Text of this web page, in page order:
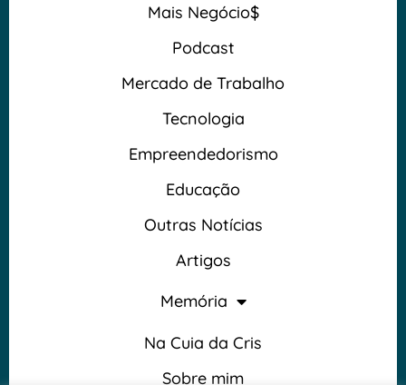
Mais Negócio$
Podcast
Mercado de Trabalho
Tecnologia
Empreendedorismo
Educação
Outras Notícias
Artigos
Memória
Na Cuia da Cris
Sobre mim